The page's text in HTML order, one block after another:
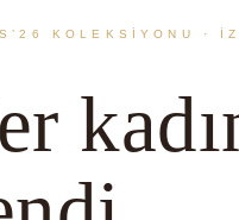
KOLEKSIYONU ·